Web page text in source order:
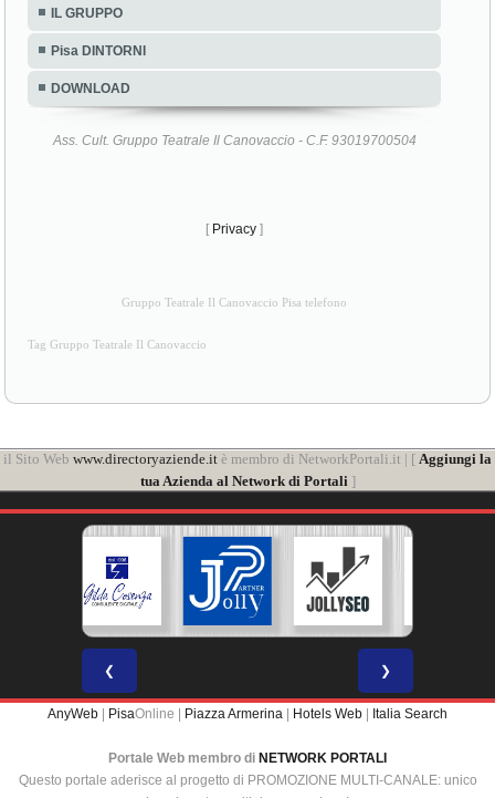
IL GRUPPO
Pisa DINTORNI
DOWNLOAD
Ass. Cult. Gruppo Teatrale Il Canovaccio - C.F. 93019700504
[ Privacy ]
Gruppo Teatrale Il Canovaccio Pisa telefono
Tag Gruppo Teatrale Il Canovaccio
il Sito Web www.directoryaziende.it è membro di NetworkPortali.it | [ Aggiungi la
tua Azienda al Network di Portali ]
❮ ❯
AnyWeb | PisaOnline | Piazza Armerina | Hotels Web | Italia Search
Portale Web membro di NETWORK PORTALI
Questo portale aderisce al progetto di PROMOZIONE MULTI-CANALE: unico